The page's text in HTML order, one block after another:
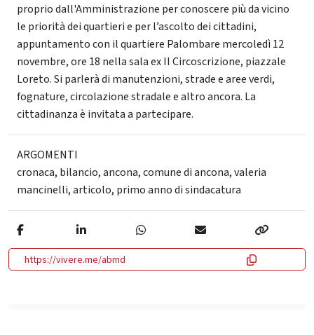
proprio dall'Amministrazione per conoscere più da vicino
le priorità dei quartieri e per l’ascolto dei cittadini,
appuntamento con il quartiere Palombare mercoledì 12
novembre, ore 18 nella sala ex II Circoscrizione, piazzale
Loreto. Si parlerà di manutenzioni, strade e aree verdi,
fognature, circolazione stradale e altro ancora. La
cittadinanza è invitata a partecipare.
ARGOMENTI
cronaca, bilancio,ancona,comune di ancona,valeria
mancinelli,articolo, primo anno di sindacatura
https://vivere.me/abmd